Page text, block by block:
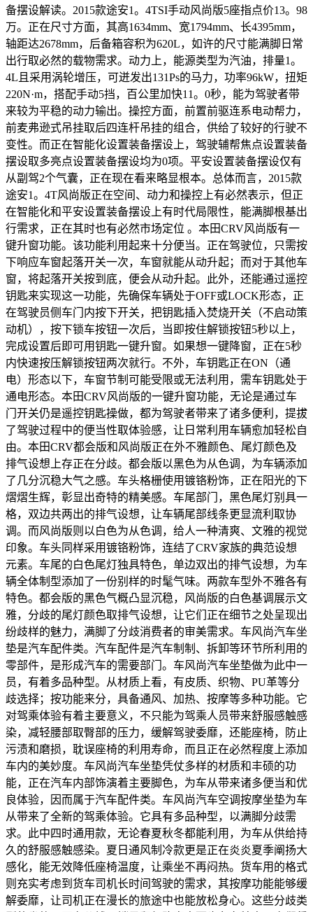
备摆设解读。2015款途安1。4TSI手动风尚版5座指点价13。98
万。正在尺寸方面，其高1634mm、宽1794mm、长4395mm，
轴距达2678mm，后备箱容积为620L，如许的尺寸能满脚日常
出行取必然的载物需求。动力上，能源类型为汽油，排量1。
4L且采用涡轮增压，可迸发出131Ps的马力，功率96kW，扭矩
220N·m，搭配手动5挡，百公里加快11。0秒，能为驾驶者带
来较为平稳的动力输出。操控方面，前置前驱连系电动帮力，
前麦弗逊式吊挂取后四连杆吊挂的组合，供给了较好的行驶不
变性。而正在智能化设置装备摆设上，驾驶辅帮焦点设置装备
摆设取多亮点设置装备摆设均为0项。平安设置装备摆设仅有
从副驾2个气囊，正在现在看来略显根本。总体而言，2015款
途安1。4T风尚版正在空间、动力和操控上有必然表示，但正
在智能化和平安设置装备摆设上有时代局限性，能满脚根基出
行需求，正在其时也有必然市场定位 。本田CRV风尚版有一
键升窗功能。该功能利用起来十分便当。正在驾驶位，只需按
下响应车窗起落开关一次，车窗就能从动升起；而对于其他车
窗，将起落开关按到底，便会从动升起。此外，还能通过遥控
钥匙来实现这一功能，先确保车辆处于OFF或LOCK形态，正
在驾驶员侧车门内按下开关，把钥匙插入焚烧开关（不启动策
动机），按下锁车按钮一次后，当即按住解锁按钮5秒以上，
完成设置后即可用钥匙一键升窗。如果想一键降窗，正在5秒
内快速按压解锁按钮两次就行。不外，车钥匙正在ON（通
电）形态以下，车窗节制可能受限或无法利用，需车钥匙处于
通电形态。本田CRV风尚版的一键升窗功能，无论是通过车
门开关仍是遥控钥匙操做，都为驾驶者带来了诸多便利，提拔
了驾驶过程中的便当性取体验感，让日常利用车辆愈加轻松自
由。本田CRV都会版和风尚版正在外不雅颜色、尾灯颜色及
排气设想上存正在分歧。都会版以黑色为从色调，为车辆添加
了几分沉稳大气之感。车头格栅使用镀铬粉饰，正在阳光的下
熠熠生辉，彰显出奇特的精美感。车尾部门，黑色尾灯别具一
格，双边共两出的排气设想，让车辆尾部线条更显流利取协
调。而风尚版则以白色为从色调，给人一种清爽、文雅的视觉
印象。车头同样采用镀铬粉饰，连结了CRV家族的典范设想
元素。车尾的白色尾灯独具特色，单边双出的排气设想，为车
辆全体制型添加了一份别样的时髦气味。两款车型外不雅各有
特色。都会版的黑色气概凸显沉稳，风尚版的白色基调展示文
雅，分歧的尾灯颜色取排气设想，让它们正在细节之处呈现出
纷歧样的魅力，满脚了分歧消费者的审美需求。车风尚汽车坐
垫是汽车配件类。汽车配件是汽车制制、拆卸等环节所利用的
零部件，是形成汽车的需要部门。车风尚汽车坐垫做为此中一
员，有着多品种型。从材质上看，有皮质、织物、PU革等分
歧选择；按功能来分，具备通风、加热、按摩等多种功能。它
对驾乘体验有着主要意义，不只能为驾乘人员带来舒服感触感
染，减轻腰部取臀部的压力，缓解驾驶委靡，还能座椅，防止
污渍和磨损，耽误座椅的利用寿命，而且正在必然程度上添加
车内的美妙度。车风尚汽车坐垫凭仗多样的材质和丰硕的功
能，正在汽车内部饰演着主要脚色，为车从带来诸多便当和优
良体验，因而属于汽车配件类。车风尚汽车空调按摩坐垫为车
从带来了全新的驾乘体验。它具有多品种型，以满脚分歧需
求。此中四时通用款，无论春夏秋冬都能利用，为车从供给持
久的舒服感触感染。夏日通风制冷款更是正在炎炎夏季阐扬大
感化，能无效降低座椅温度，让乘坐不再闷热。货车用的格式
则充实考虑到货车司机长时间驾驶的需求，其按摩功能能够缓
解委靡，让司机正在漫长的旅途中也能放松身心。这些分歧类